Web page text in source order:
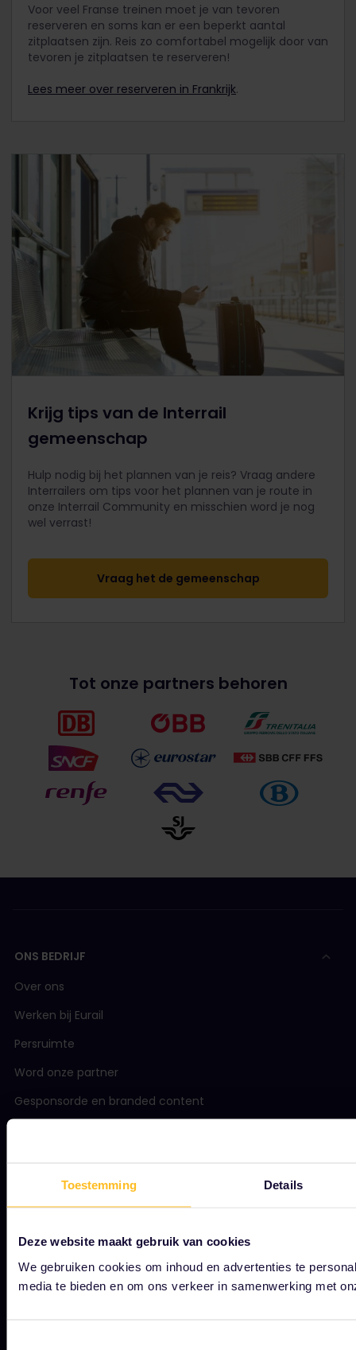
Toestemming Details
Deze website maakt gebruik van cookies
We gebruiken cookies om inhoud en advertenties te
media te bieden en om ons verkeer in samenwerking met
Voor veel Franse treinen moet je van tevoren
reserveren en soms kan er een beperkt aantal
zitplaatsen zijn. Reis zo comfortabel mogelijk door van
tevoren je zitplaatsen te reserveren!
Lees meer over reserveren in Frankrijk.
Krijg tips van de Interrail
gemeenschap
Hulp nodig bij het plannen van je reis? Vraag andere
Interrailers om tips voor het plannen van je route in
onze Interrail Community en misschien word je nog
wel verrast!
Vraag het de gemeenschap
Tot onze partners behoren
ONS BEDRIJF
Over ons
Werken bij Eurail
Persruimte
Word onze partner
Gesponsorde en branded content
Magazine